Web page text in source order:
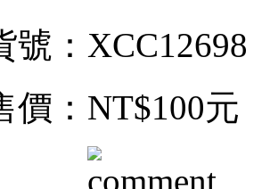
號：XCC12698
價： NT$100元